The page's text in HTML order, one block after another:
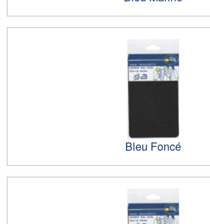
Bleu Foncé